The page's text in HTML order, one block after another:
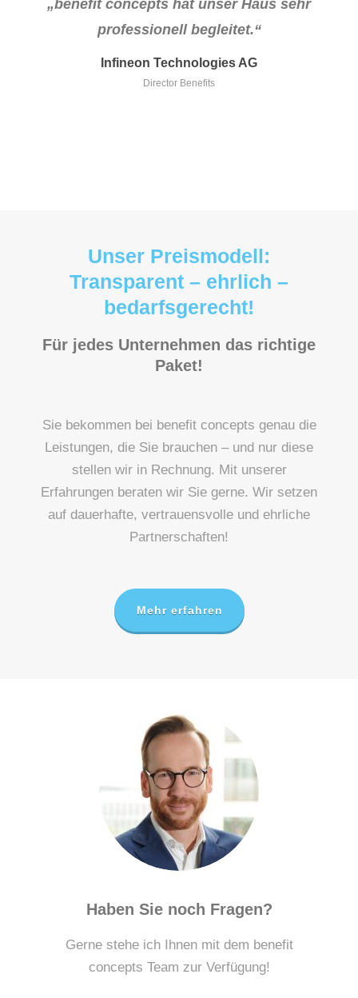
„benefit concepts hat unser Haus sehr
professionell begleitet.“
Infineon Technologies AG
Director Benefits
Unser Preismodell:
Transparent – ehrlich –
bedarfsgerecht!
Für jedes Unternehmen das richtige
Paket!
Sie bekommen bei benefit concepts genau die
Leistungen, die Sie brauchen – und nur diese
stellen wir in Rechnung. Mit unserer
Erfahrungen beraten wir Sie gerne. Wir setzen
auf dauerhafte, vertrauensvolle und ehrliche
Partnerschaften!
Mehr erfahren
Haben Sie noch Fragen?
Gerne stehe ich Ihnen mit dem benefit
concepts Team zur Verfügung!